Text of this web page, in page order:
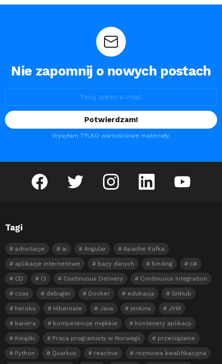
Nie zapomnij o nowych postach
Wysyłam TYLKO wartościowe materiały.
facebook twitter instagram linkedin youtube
Tagi
adnotacje ai Angular Apache Kafka
aplikacje internetowe bazy danych binding c#
CD CI Continuous Delivery Continuous Integration
czas debuger Docker edukacja GitHub
heroku Hibernate Java jenkins JVM
kariera kompetencje miękkie kontenery aplikacji
Książki Praca programisty w Norwegii przeciążanie
Python Quarkus reactive rozmowa kwalifikacyjna